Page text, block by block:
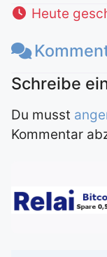
Heute
Du musst
Kommentar